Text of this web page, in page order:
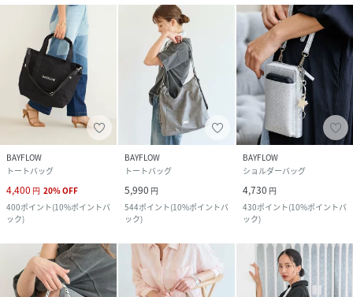
BAYFLOW
トートバッグ
4,400 円 20%OFF
400ポイント(10%ポイントバ
ック)
BAYFLOW
トートバッグ
5,990 円
544ポイント(10%ポイントバ
ック)
BAYFLOW
ショルダーバッグ
4,730 円
430ポイント(10%ポイントバ
ック)